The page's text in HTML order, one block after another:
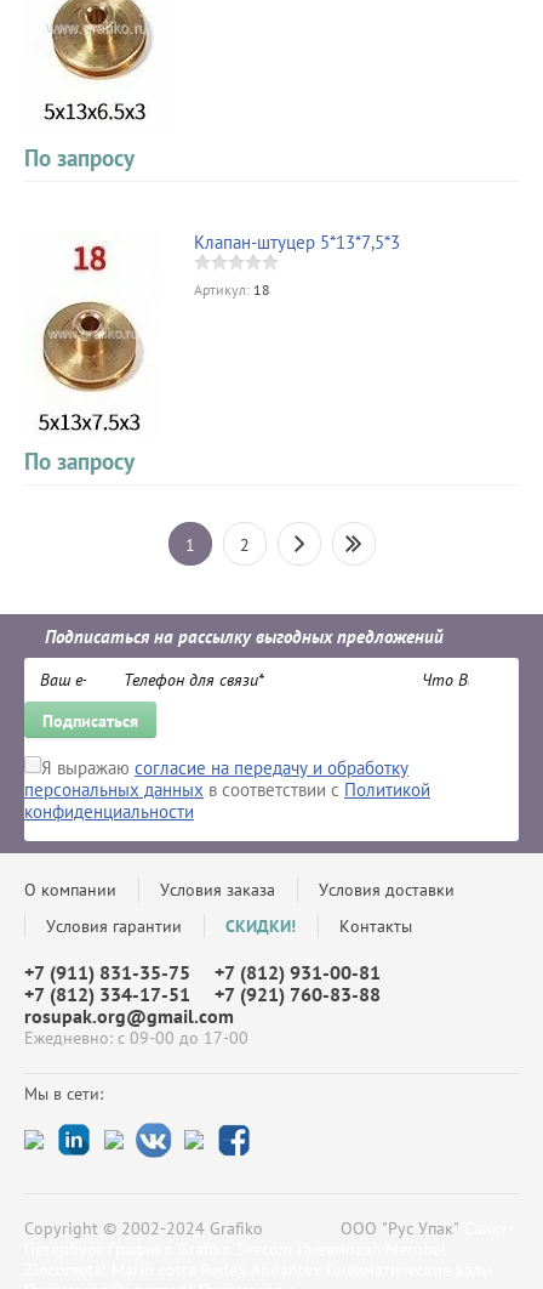
По запросу
Клапан-штуцер 5*13*7,5*3
Артикул: 18
По запросу
1 2
Подписаться на рассылку выгодных предложений
Я выражаю согласие на передачу и обработку
персональных данных в соответствии с Политикой
конфиденциальности
Подписаться
О компании Условия заказа
Условия доставки
Условия гарантии
СКИДКИ! Контакты
+7 (911) 831-35-75
+7 (812) 931-00-81
+7 (812) 334-17-51
+7 (921) 760-83-88
rosupak.org@gmail.com
Ежедневно: с 09-00 до 17-00
Мы в сети:
Copyright © 2002-2024 Grafiko ООО "Рус Упак"